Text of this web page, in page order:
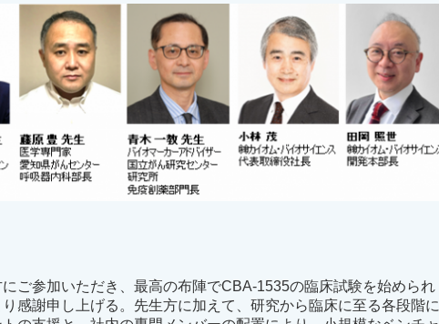
にご参加いただき、最高の布陣でCBA-1535の臨床試験を始められ
感謝申し上げる。先生方に加えて、研究から臨床に至る各段階に